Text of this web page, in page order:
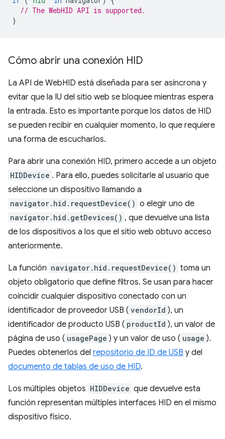
// The WebHID API is supported.
}
Cómo abrir una conexión HID
La API de WebHID está diseñada para ser asíncrona y
evitar que la IU del sitio web se bloquee mientras espera
la entrada. Esto es importante porque los datos de HID
se pueden recibir en cualquier momento, lo que requiere
una forma de escucharlos.
Para abrir una conexión HID, primero accede a un objeto
HIDDevice . Para ello, puedes solicitarle al usuario que
seleccione un dispositivo llamando a
navigator.hid.requestDevice() o elegir uno de
navigator.hid.getDevices() , que devuelve una lista
de los dispositivos a los que el sitio web obtuvo acceso
anteriormente.
La función navigator.hid.requestDevice() toma un
objeto obligatorio que define filtros. Se usan para hacer
coincidir cualquier dispositivo conectado con un
identificador de proveedor USB ( vendorId ), un
identificador de producto USB ( productId ), un valor de
página de uso ( usagePage ) y un valor de uso ( usage ).
Puedes obtenerlos del repositorio de ID de USB y del
documento de tablas de uso de HID.
Los múltiples objetos HIDDevice que devuelve esta
función representan múltiples interfaces HID en el mismo
dispositivo físico.